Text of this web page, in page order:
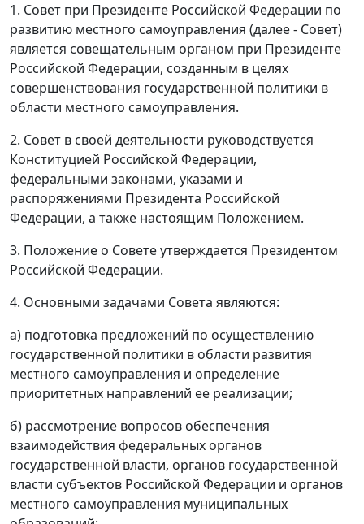
1. Совет при Президенте Российской Федерации по
развитию местного самоуправления (далее - Совет)
является совещательным органом при Президенте
Российской Федерации, созданным в целях
совершенствования государственной политики в
области местного самоуправления.
2. Совет в своей деятельности руководствуется
Конституцией Российской Федерации,
федеральными законами, указами и
распоряжениями Президента Российской
Федерации, а также настоящим Положением.
3. Положение о Совете утверждается Президентом
Российской Федерации.
4. Основными задачами Совета являются:
а) подготовка предложений по осуществлению
государственной политики в области развития
местного самоуправления и определение
приоритетных направлений ее реализации;
б) рассмотрение вопросов обеспечения
взаимодействия федеральных органов
государственной власти, органов государственной
власти субъектов Российской Федерации и органов
местного самоуправления муниципальных